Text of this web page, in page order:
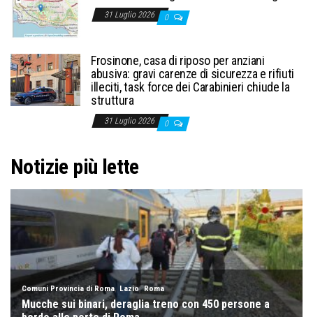
31 Luglio 2026 0
Frosinone, casa di riposo per anziani
abusiva: gravi carenze di sicurezza e rifiuti
illeciti, task force dei Carabinieri chiude la
struttura
31 Luglio 2026 0
Notizie più lette